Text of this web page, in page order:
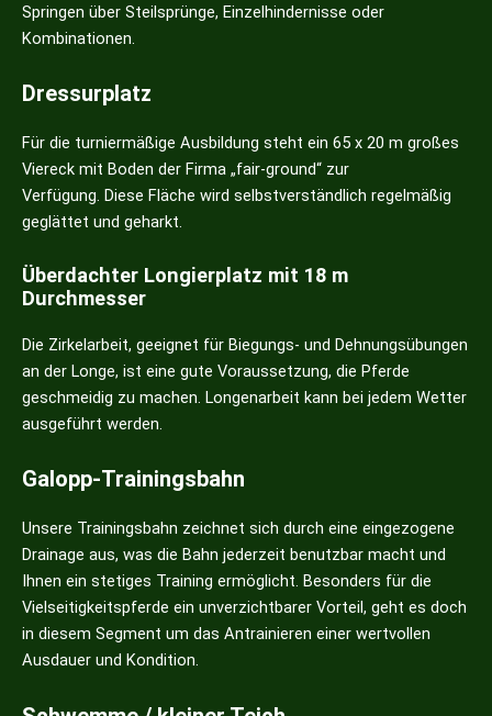
Springen über Steilsprünge, Einzelhindernisse oder
Kombinationen.
Dressurplatz
Für die turniermäßige Ausbildung steht ein 65 x 20 m großes
Viereck mit Boden der Firma „fair-ground“ zur
Verfügung. Diese Fläche wird selbstverständlich regelmäßig
geglättet und geharkt.
Überdachter Longierplatz mit 18 m
Durchmesser
Die Zirkelarbeit, geeignet für Biegungs- und Dehnungsübungen
an der Longe, ist eine gute Voraussetzung, die Pferde
geschmeidig zu machen. Longenarbeit kann bei jedem Wetter
ausgeführt werden.
Galopp-Trainingsbahn
Unsere Trainingsbahn zeichnet sich durch eine eingezogene
Drainage aus, was die Bahn jederzeit benutzbar macht und
Ihnen ein stetiges Training ermöglicht. Besonders für die
Vielseitigkeitspferde ein unverzichtbarer Vorteil, geht es doch
in diesem Segment um das Antrainieren einer wertvollen
Ausdauer und Kondition.